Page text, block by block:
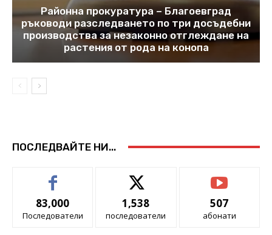
Районна прокуратура – Благоевград
ръководи разследването по три досъдебни
производства за незаконно отглеждане на
растения от рода на конопа
ПОСЛЕДВАЙТЕ НИ...
83,000
Последователи
1,538
последователи
507
абонати